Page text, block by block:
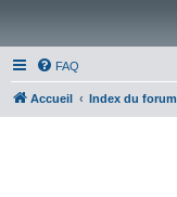
FAQ
Accueil Index du forum